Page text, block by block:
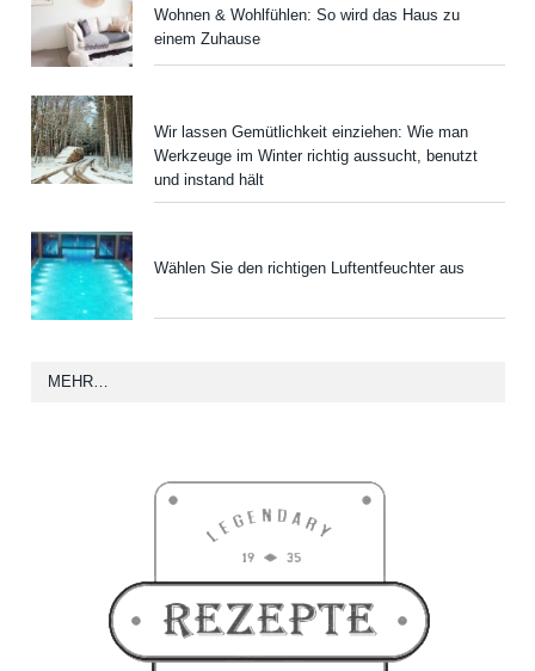
Wohnen & Wohlfühlen: So wird das Haus zu
einem Zuhause
Wir lassen Gemütlichkeit einziehen: Wie man
Werkzeuge im Winter richtig aussucht, benutzt
und instand hält
Wählen Sie den richtigen Luftentfeuchter aus
MEHR…